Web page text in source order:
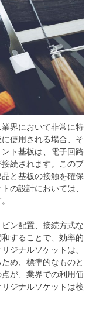
界において非常に特
使用される場合、そ
ト基板は、電子回路
続されます。このプ
と基板の接触を確保
の設計においては、
ン配置、接続方式な
することで、効率的
ジナルソケットは、
め、標準的なものと
が、業界での利用価
ジナルソケットは検